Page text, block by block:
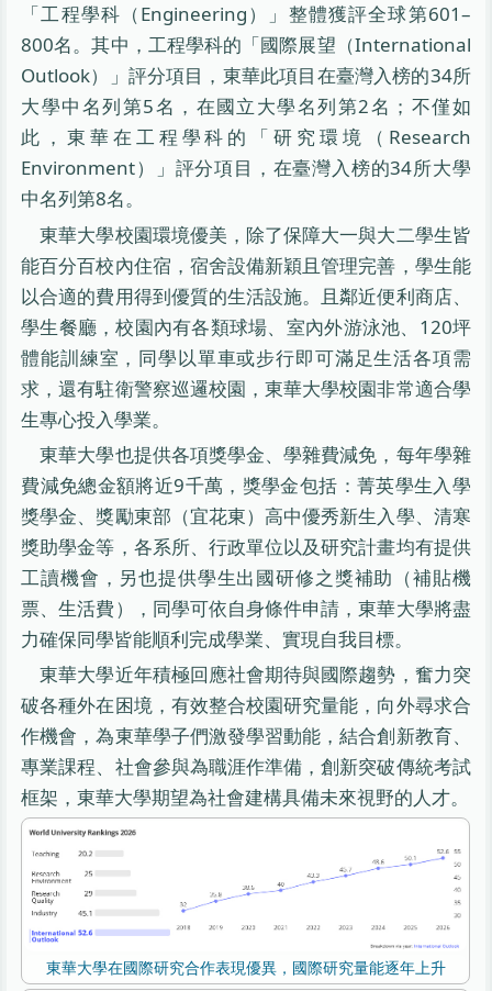
「工程學科（Engineering）」整體獲評全球第601–
800名。其中，工程學科的「國際展望（International
Outlook）」評分項目，東華此項目在臺灣入榜的34所
大學中名列第5名，在國立大學名列第2名；不僅如
此，東華在工程學科的「研究環境（Research
Environment）」評分項目，在臺灣入榜的34所大學
中名列第8名。
東華大學校園環境優美，除了保障大一與大二學生皆
能百分百校內住宿，宿舍設備新穎且管理完善，學生能
以合適的費用得到優質的生活設施。且鄰近便利商店、
學生餐廳，校園內有各類球場、室內外游泳池、120坪
體能訓練室，同學以單車或步行即可滿足生活各項需
求，還有駐衛警察巡邏校園，東華大學校園非常適合學
生專心投入學業。
東華大學也提供各項獎學金、學雜費減免，每年學雜
費減免總金額將近9千萬，獎學金包括：菁英學生入學
獎學金、獎勵東部（宜花東）高中優秀新生入學、清寒
獎助學金等，各系所、行政單位以及研究計畫均有提供
工讀機會，另也提供學生出國研修之獎補助（補貼機
票、生活費），同學可依自身條件申請，東華大學將盡
力確保同學皆能順利完成學業、實現自我目標。
東華大學近年積極回應社會期待與國際趨勢，奮力突
破各種外在困境，有效整合校園研究量能，向外尋求合
作機會，為東華學子們激發學習動能，結合創新教育、
專業課程、社會參與為職涯作準備，創新突破傳統考試
框架，東華大學期望為社會建構具備未來視野的人才。
東華大學在國際研究合作表現優異，國際研究量能逐年上升